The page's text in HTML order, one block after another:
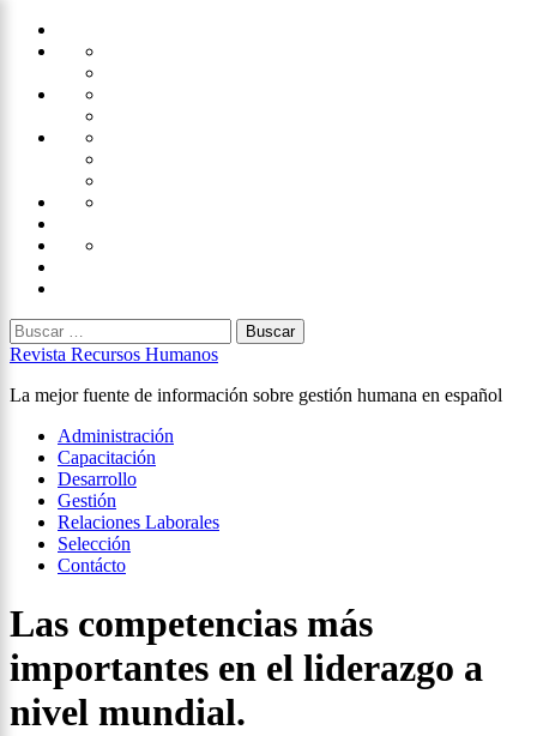
Saltar
Administración
Capacitación
Desarrollo
Gestión
Laborales
Selección
Buscar:
Revista Recursos Humanos
La mejor fuente de información sobre gestión humana en español
Menú
principal
Administración
Capacitación
Desarrollo
Gestión
Relaciones Laborales
Selección
Contácto
Las competencias más
importantes en el liderazgo a
nivel mundial.